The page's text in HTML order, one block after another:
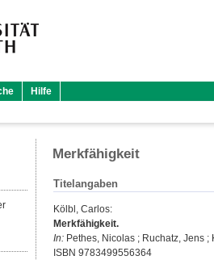
Hilfe
Merkfähigkeit
Titelangaben
Kölbl, Carlos:
Merkfähigkeit.
In: Pethes, Nicolas ; Ruchatz, Jens ;
ISBN 9783499556364